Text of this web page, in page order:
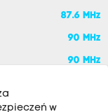
87.6 MHz
90 MHz
90 MHz
w